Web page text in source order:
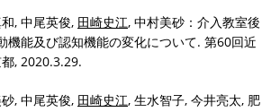
, 中尾英俊, 田崎史江, 中村美砂：介入教室後
機能及び認知機能の変化について. 第60回近
, 2020.3.29.
, 中尾英俊, 田崎史江, 生水智子, 今井亮太, 肥